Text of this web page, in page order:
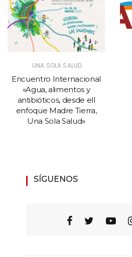
UNA SOLA SALUD
Encuentro Internacional
«Agua, alimentos y
antibióticos, desde ell
enfoque Madre Tierra,
Una Sola Salud»
SÍGUENOS